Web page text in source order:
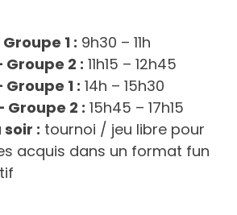
1 : 9h30 – 11h
Groupe 2 : 11h15 – 12h45
Groupe 1 : 14h – 15h30
Groupe 2 : 15h45 – 17h15
soir : tournoi / jeu libre pour
acquis dans un format fun